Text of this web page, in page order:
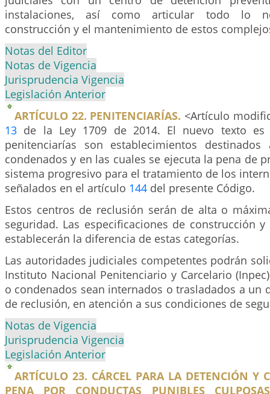
instalaciones, así como articular todo lo
construcción y el mantenimiento de estos
Notas del Editor
Notas de Vigencia
Jurisprudencia Vigencia
Legislación Anterior
ARTÍCULO 22. PENITENCIARÍAS. <Artículo
13 de la Ley 1709 de 2014. El nuevo texto es
penitenciarías son establecimientos
condenados y en las cuales se ejecuta la pena de
sistema progresivo para el tratamiento de los
señalados en el artículo 144 del presente Código.
Estos centros de reclusión serán de alta o
seguridad. Las especificaciones de construcción
establecerán la diferencia de estas categorías.
Las autoridades judiciales competentes podrán
Instituto Nacional Penitenciario y Carcelario
o condenados sean internados o trasladados a un
de reclusión, en atención a sus condiciones de
Notas de Vigencia
Jurisprudencia Vigencia
Legislación Anterior
ARTÍCULO 23. CÁRCEL PARA LA DETENCIÓN Y
PENA POR CONDUCTAS PUNIBLES